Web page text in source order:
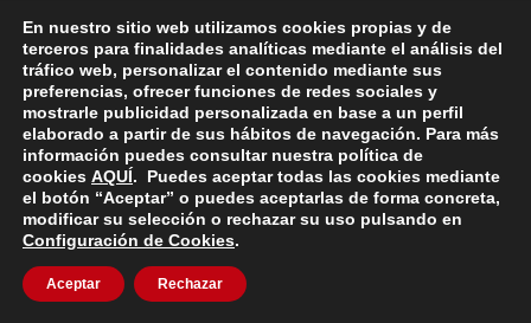
En nuestro sitio web utilizamos cookies propias y de
terceros para finalidades analíticas mediante el análisis del
tráfico web, personalizar el contenido mediante sus
preferencias, ofrecer funciones de redes sociales y
mostrarle publicidad personalizada en base a un perfil
elaborado a partir de sus hábitos de navegación. Para más
información puedes consultar nuestra política de
cookies AQUÍ. Puedes aceptar todas las cookies mediante
el botón “Aceptar” o puedes aceptarlas de forma concreta,
modificar su selección o rechazar su uso pulsando en
Configuración de Cookies.
Aceptar Rechazar